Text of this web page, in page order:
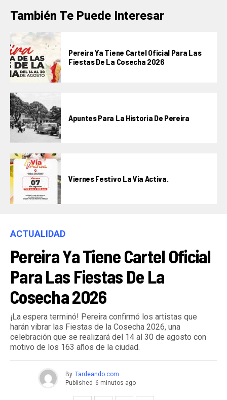
También Te Puede Interesar
Pereira Ya Tiene Cartel Oficial Para Las
Fiestas De La Cosecha 2026
Apuntes Para La Historia De Pereira
Viernes Festivo La Via Activa.
ACTUALIDAD
Pereira Ya Tiene Cartel Oficial
Para Las Fiestas De La
Cosecha 2026
¡La espera terminó! Pereira confirmó los artistas que
harán vibrar las Fiestas de la Cosecha 2026, una
celebración que se realizará del 14 al 30 de agosto con
motivo de los 163 años de la ciudad.
By Tardeando.com
Published 6 minutos ago